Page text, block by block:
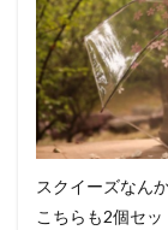
スクイーズなん
こちらも2個セッ